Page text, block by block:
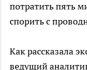
потратить пять
спорить с
Как рассказала
ведущий